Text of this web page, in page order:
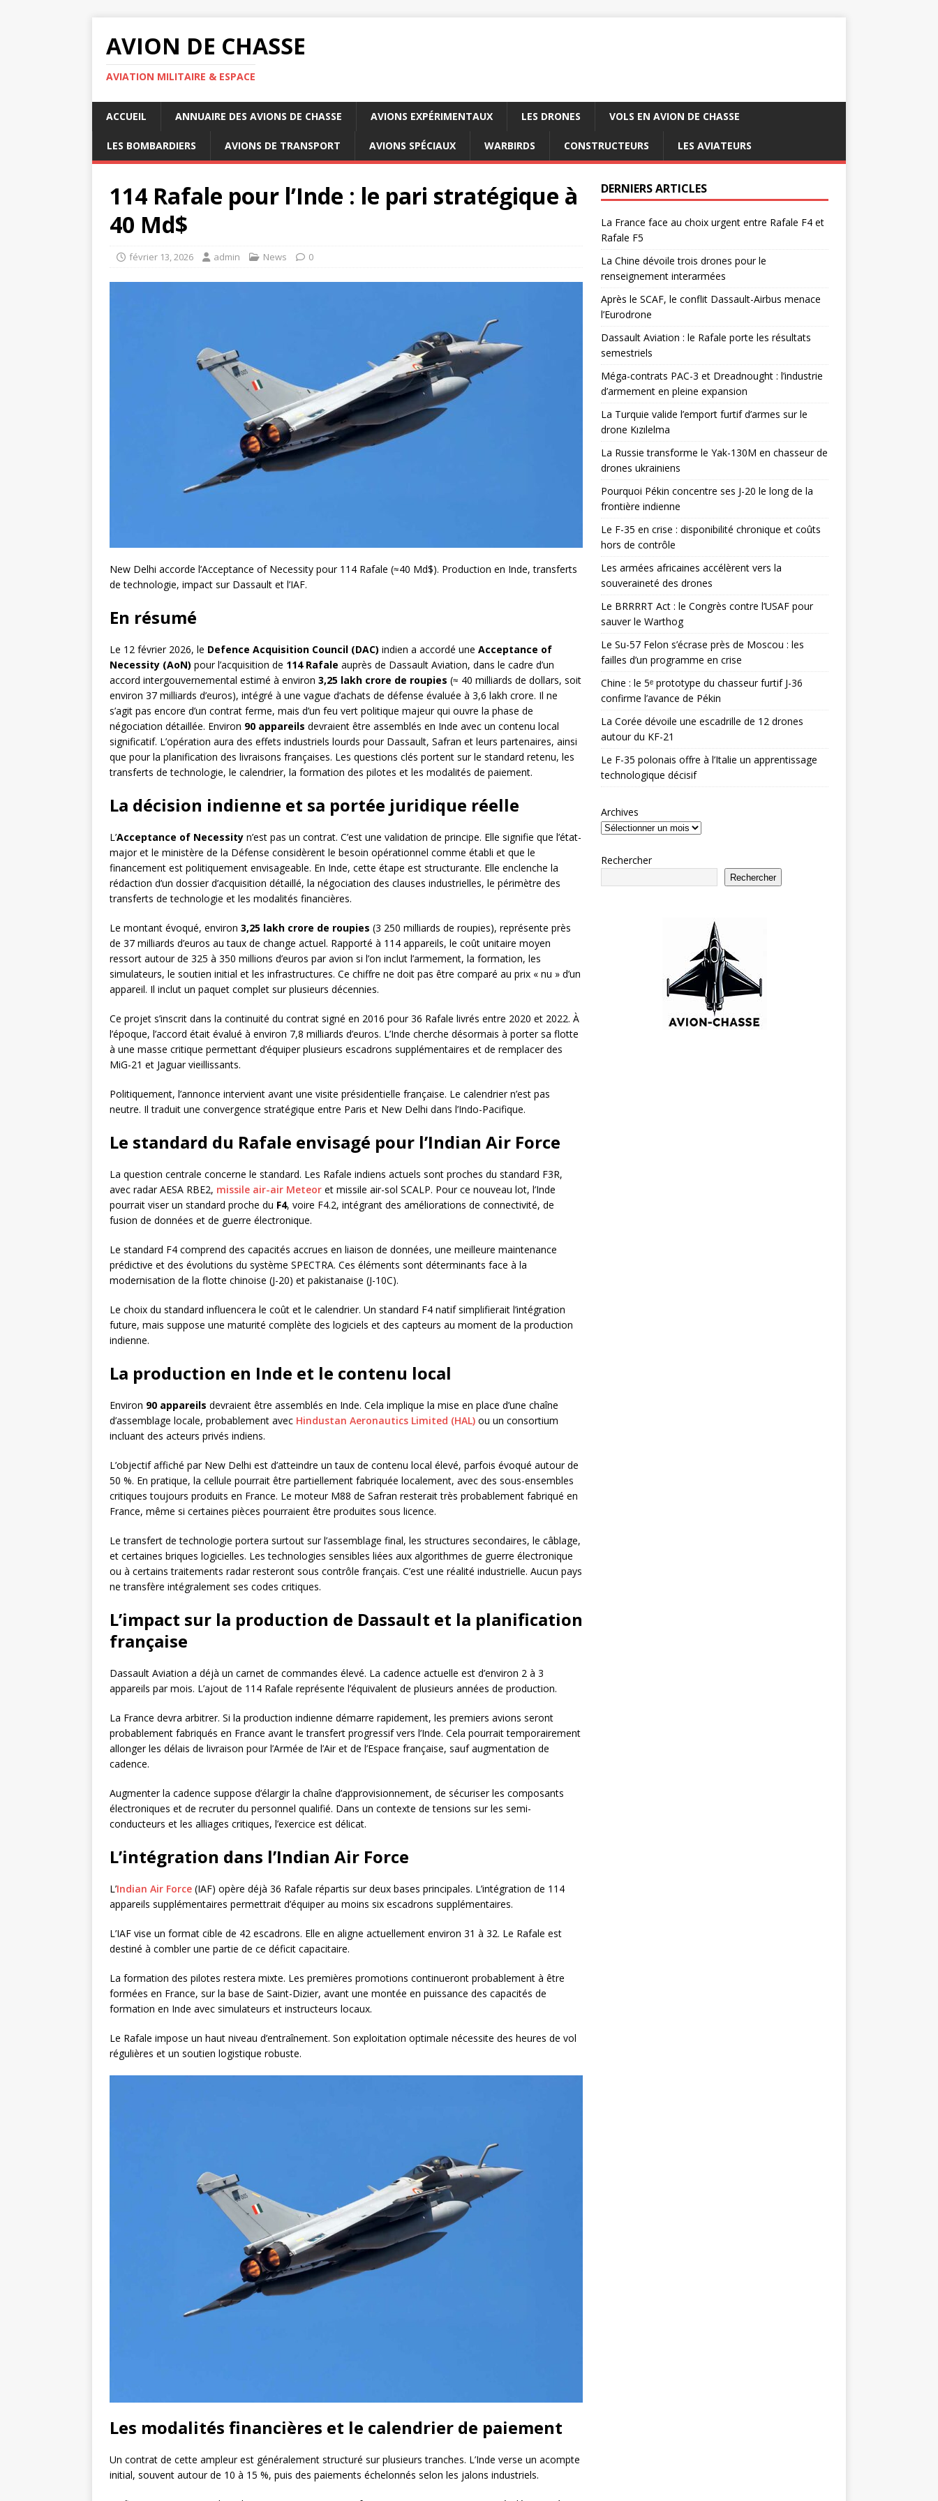
AVION DE CHASSE
AVIATION MILITAIRE & ESPACE
ACCUEIL ANNUAIRE DES AVIONS DE CHASSE AVIONS EXPÉRIMENTAUX LES DRONES VOLS EN AVION DE CHASSE
LES BOMBARDIERS AVIONS DE TRANSPORT AVIONS SPÉCIAUX WARBIRDS CONSTRUCTEURS LES AVIATEURS
114 Rafale pour l’Inde : le pari stratégique à
40 Md$
février 13, 2026 admin News 0
New Delhi accorde l’Acceptance of Necessity pour 114 Rafale (≈40 Md$). Production en Inde, transferts
de technologie, impact sur Dassault et l’IAF.
En résumé
Le 12 février 2026, le Defence Acquisition Council (DAC) indien a accordé une Acceptance of
Necessity (AoN) pour l’acquisition de 114 Rafale auprès de Dassault Aviation, dans le cadre d’un
accord intergouvernemental estimé à environ 3,25 lakh crore de roupies (≈ 40 milliards de dollars, soit
environ 37 milliards d’euros), intégré à une vague d’achats de défense évaluée à 3,6 lakh crore. Il ne
s’agit pas encore d’un contrat ferme, mais d’un feu vert politique majeur qui ouvre la phase de
négociation détaillée. Environ 90 appareils devraient être assemblés en Inde avec un contenu local
significatif. L’opération aura des effets industriels lourds pour Dassault, Safran et leurs partenaires, ainsi
que pour la planification des livraisons françaises. Les questions clés portent sur le standard retenu, les
transferts de technologie, le calendrier, la formation des pilotes et les modalités de paiement.
La décision indienne et sa portée juridique réelle
L’Acceptance of Necessity n’est pas un contrat. C’est une validation de principe. Elle signifie que l’état-
major et le ministère de la Défense considèrent le besoin opérationnel comme établi et que le
financement est politiquement envisageable. En Inde, cette étape est structurante. Elle enclenche la
rédaction d’un dossier d’acquisition détaillé, la négociation des clauses industrielles, le périmètre des
transferts de technologie et les modalités financières.
Le montant évoqué, environ 3,25 lakh crore de roupies (3 250 milliards de roupies), représente près
de 37 milliards d’euros au taux de change actuel. Rapporté à 114 appareils, le coût unitaire moyen
ressort autour de 325 à 350 millions d’euros par avion si l’on inclut l’armement, la formation, les
simulateurs, le soutien initial et les infrastructures. Ce chiffre ne doit pas être comparé au prix « nu » d’un
appareil. Il inclut un paquet complet sur plusieurs décennies.
Ce projet s’inscrit dans la continuité du contrat signé en 2016 pour 36 Rafale livrés entre 2020 et 2022. À
l’époque, l’accord était évalué à environ 7,8 milliards d’euros. L’Inde cherche désormais à porter sa flotte
à une masse critique permettant d’équiper plusieurs escadrons supplémentaires et de remplacer des
MiG-21 et Jaguar vieillissants.
Politiquement, l’annonce intervient avant une visite présidentielle française. Le calendrier n’est pas
neutre. Il traduit une convergence stratégique entre Paris et New Delhi dans l’Indo-Pacifique.
Le standard du Rafale envisagé pour l’Indian Air Force
La question centrale concerne le standard. Les Rafale indiens actuels sont proches du standard F3R,
avec radar AESA RBE2, missile air-air Meteor et missile air-sol SCALP. Pour ce nouveau lot, l’Inde
pourrait viser un standard proche du F4, voire F4.2, intégrant des améliorations de connectivité, de
fusion de données et de guerre électronique.
Le standard F4 comprend des capacités accrues en liaison de données, une meilleure maintenance
prédictive et des évolutions du système SPECTRA. Ces éléments sont déterminants face à la
modernisation de la flotte chinoise (J-20) et pakistanaise (J-10C).
Le choix du standard influencera le coût et le calendrier. Un standard F4 natif simplifierait l’intégration
future, mais suppose une maturité complète des logiciels et des capteurs au moment de la production
indienne.
La production en Inde et le contenu local
Environ 90 appareils devraient être assemblés en Inde. Cela implique la mise en place d’une chaîne
d’assemblage locale, probablement avec Hindustan Aeronautics Limited (HAL) ou un consortium
incluant des acteurs privés indiens.
L’objectif affiché par New Delhi est d’atteindre un taux de contenu local élevé, parfois évoqué autour de
50 %. En pratique, la cellule pourrait être partiellement fabriquée localement, avec des sous-ensembles
critiques toujours produits en France. Le moteur M88 de Safran resterait très probablement fabriqué en
France, même si certaines pièces pourraient être produites sous licence.
Le transfert de technologie portera surtout sur l’assemblage final, les structures secondaires, le câblage,
et certaines briques logicielles. Les technologies sensibles liées aux algorithmes de guerre électronique
ou à certains traitements radar resteront sous contrôle français. C’est une réalité industrielle. Aucun pays
ne transfère intégralement ses codes critiques.
L’impact sur la production de Dassault et la planification
française
Dassault Aviation a déjà un carnet de commandes élevé. La cadence actuelle est d’environ 2 à 3
appareils par mois. L’ajout de 114 Rafale représente l’équivalent de plusieurs années de production.
La France devra arbitrer. Si la production indienne démarre rapidement, les premiers avions seront
probablement fabriqués en France avant le transfert progressif vers l’Inde. Cela pourrait temporairement
allonger les délais de livraison pour l’Armée de l’Air et de l’Espace française, sauf augmentation de
cadence.
Augmenter la cadence suppose d’élargir la chaîne d’approvisionnement, de sécuriser les composants
électroniques et de recruter du personnel qualifié. Dans un contexte de tensions sur les semi-
conducteurs et les alliages critiques, l’exercice est délicat.
L’intégration dans l’Indian Air Force
L’Indian Air Force (IAF) opère déjà 36 Rafale répartis sur deux bases principales. L’intégration de 114
appareils supplémentaires permettrait d’équiper au moins six escadrons supplémentaires.
L’IAF vise un format cible de 42 escadrons. Elle en aligne actuellement environ 31 à 32. Le Rafale est
destiné à combler une partie de ce déficit capacitaire.
La formation des pilotes restera mixte. Les premières promotions continueront probablement à être
formées en France, sur la base de Saint-Dizier, avant une montée en puissance des capacités de
formation en Inde avec simulateurs et instructeurs locaux.
Le Rafale impose un haut niveau d’entraînement. Son exploitation optimale nécessite des heures de vol
régulières et un soutien logistique robuste.
Les modalités financières et le calendrier de paiement
Un contrat de cette ampleur est généralement structuré sur plusieurs tranches. L’Inde verse un acompte
initial, souvent autour de 10 à 15 %, puis des paiements échelonnés selon les jalons industriels.
DERNIERS ARTICLES
La France face au choix urgent entre Rafale F4 et
Rafale F5
La Chine dévoile trois drones pour le
renseignement interarmées
Après le SCAF, le conflit Dassault-Airbus menace
l’Eurodrone
Dassault Aviation : le Rafale porte les résultats
semestriels
Méga-contrats PAC-3 et Dreadnought : l’industrie
d’armement en pleine expansion
La Turquie valide l’emport furtif d’armes sur le
drone Kızılelma
La Russie transforme le Yak-130M en chasseur de
drones ukrainiens
Pourquoi Pékin concentre ses J-20 le long de la
frontière indienne
Le F-35 en crise : disponibilité chronique et coûts
hors de contrôle
Les armées africaines accélèrent vers la
souveraineté des drones
Le BRRRRT Act : le Congrès contre l’USAF pour
sauver le Warthog
Le Su-57 Felon s’écrase près de Moscou : les
failles d’un programme en crise
Chine : le 5ᵉ prototype du chasseur furtif J-36
confirme l’avance de Pékin
La Corée dévoile une escadrille de 12 drones
autour du KF-21
Le F-35 polonais offre à l’Italie un apprentissage
technologique décisif
Archives
Rechercher
Rechercher